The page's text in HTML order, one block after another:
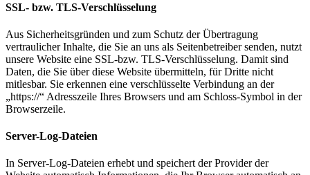
SSL- bzw. TLS-Verschlüsselung
Aus Sicherheitsgründen und zum Schutz der Übertragung
vertraulicher Inhalte, die Sie an uns als Seitenbetreiber senden, nutzt
unsere Website eine SSL-bzw. TLS-Verschlüsselung. Damit sind
Daten, die Sie über diese Website übermitteln, für Dritte nicht
mitlesbar. Sie erkennen eine verschlüsselte Verbindung an der
„https://“ Adresszeile Ihres Browsers und am Schloss-Symbol in der
Browserzeile.
Server-Log-Dateien
In Server-Log-Dateien erhebt und speichert der Provider der